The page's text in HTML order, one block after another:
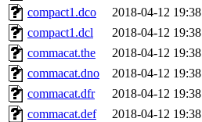
compact1.dco
2018-04-12 19:38
compact1.dcl
2018-04-12 19:38
commacat.the
2018-04-12 19:38
commacat.dno
2018-04-12 19:38
commacat.dfr
2018-04-12 19:38
commacat.def
2018-04-12 19:38